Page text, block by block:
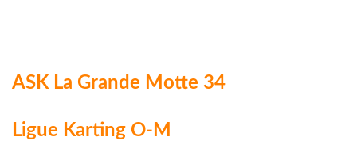
ASK La Grande Motte 34
Ligue Karting O-M